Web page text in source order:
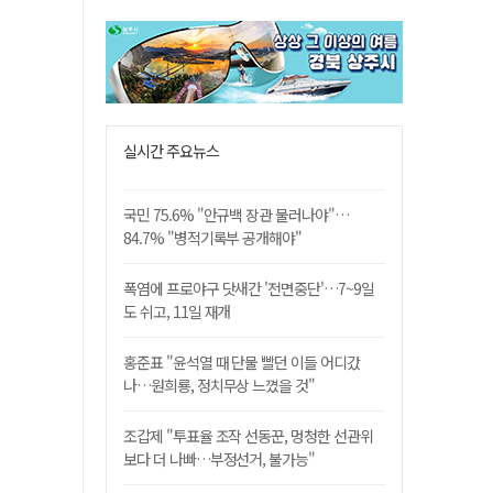
실시간 주요뉴스
국민 75.6% "안규백 장관 물러나야"…
84.7% "병적기록부 공개해야"
폭염에 프로야구 닷새간 '전면중단'…7~9일
도 쉬고, 11일 재개
홍준표 "윤석열 때 단물 빨던 이들 어디갔
나…원희룡, 정치무상 느꼈을 것"
조갑제 "투표율 조작 선동꾼, 멍청한 선관위
보다 더 나빠…부정선거, 불가능"